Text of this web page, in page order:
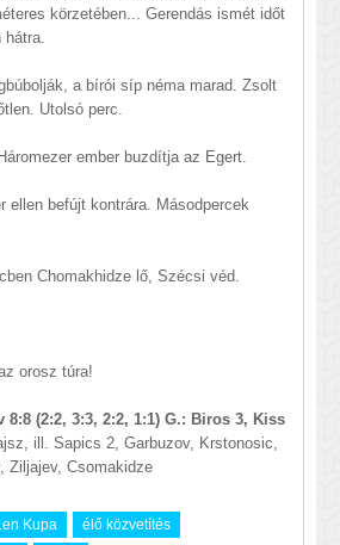
körzetében... Gerendás ismét időt
a bírói síp néma marad. Zsolt
Utolsó perc.
ember buzdítja az Egert.
ellen befújt kontrára. Másodpercek
Chomakhidze lő, Szécsi véd.
orosz túra!
8:8 (2:2, 3:3, 2:2, 1:1) G.: Biros 3, Kiss
ill. Sapics 2, Garbuzov, Krstonosic,
Ziljajev, Csomakidze
Kupa élő közvetítés